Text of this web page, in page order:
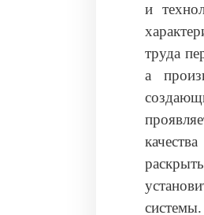
и
труда
а
системы.